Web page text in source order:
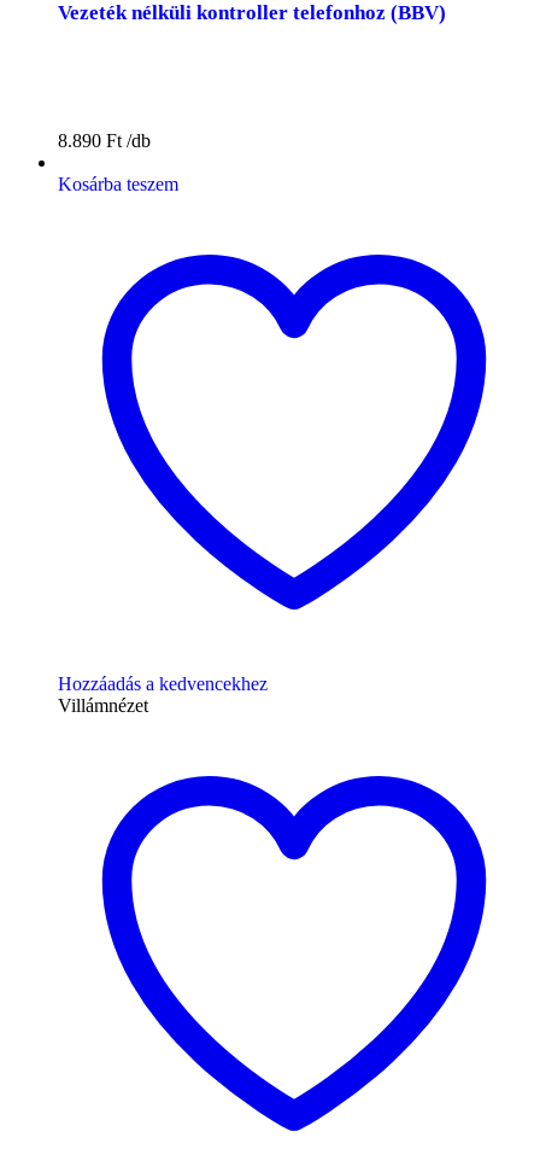
Vezeték nélküli kontroller telefonhoz (BBV)
8.890 Ft
Kosárba teszem
Hozzáadás a kedvencekhez
Villámnézet